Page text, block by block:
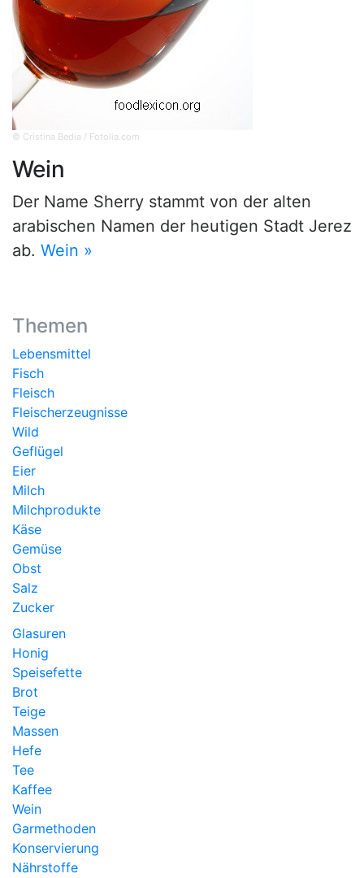
© Cristina Bedia / Fotolia.com
Wein
Der Name Sherry stammt von der alten
arabischen Namen der heutigen Stadt Jerez
ab. Wein »
Themen
Lebensmittel
Fisch
Fleisch
Fleischerzeugnisse
Wild
Geflügel
Eier
Milch
Milchprodukte
Käse
Gemüse
Obst
Salz
Zucker
Glasuren
Honig
Speisefette
Brot
Teige
Massen
Hefe
Tee
Kaffee
Wein
Garmethoden
Konservierung
Nährstoffe